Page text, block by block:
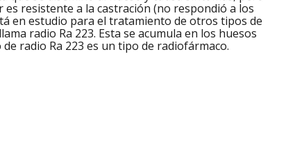
resistente a la castración (no respondió a los
en estudio para el tratamiento de otros tipos de
radio Ra 223. Esta se acumula en los huesos
radio Ra 223 es un tipo de radiofármaco.